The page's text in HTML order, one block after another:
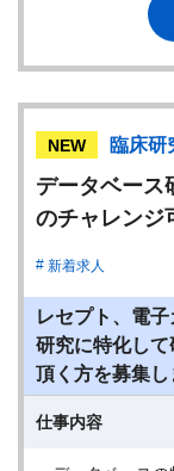
NEW 臨床研
データベー
のチャレンジ
新着求人
レセプト、電
研究に特化し
頂く方を募集し
仕事内容